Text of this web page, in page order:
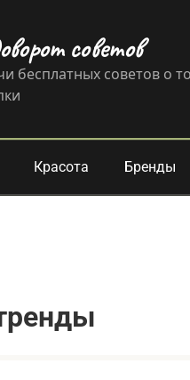
советов
бесплатных советов о
Красота Бренды